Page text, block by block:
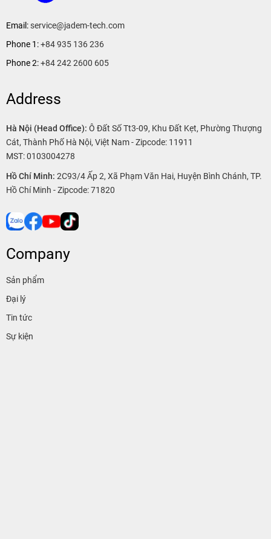
Email:service@jadem-tech.com
Phone 1:+84 935 136 236
Phone 2:+84 242 2600 605
Address
Hà Nội (Head Office): Ô Đất Số Tt3-09, Khu Đất Kẹt, Phường Thượng
Cát, Thành Phố Hà Nội, Việt Nam - Zipcode: 11911
MST: 0103004278
Hồ Chí Minh: 2C93/4 Ấp 2, Xã Phạm Văn Hai, Huyện Bình Chánh, TP.
Hồ Chí Minh - Zipcode: 71820
Company
Sản phẩm
Đại lý
Tin tức
Sự kiện